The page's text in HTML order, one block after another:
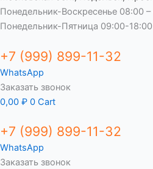
Понедельник-Воскресенье 08:00
Понедельник-Пятница 09:00-
+7 (999) 899-11-32
WhatsApp
Заказать звонок
0,00 ₽ 0 Cart
+7 (999) 899-11-32
WhatsApp
Заказать звонок